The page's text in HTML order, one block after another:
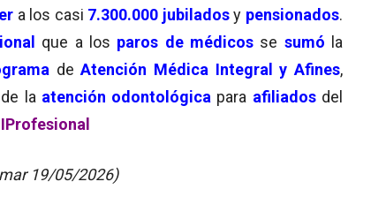
a los casi 7.300.000 jubiladosy pensionados.
que a los paros de médicos se sumó la
deAtención Médica Integral y Afines,
de la atención odontológica para afiliados del
19/05/2026)